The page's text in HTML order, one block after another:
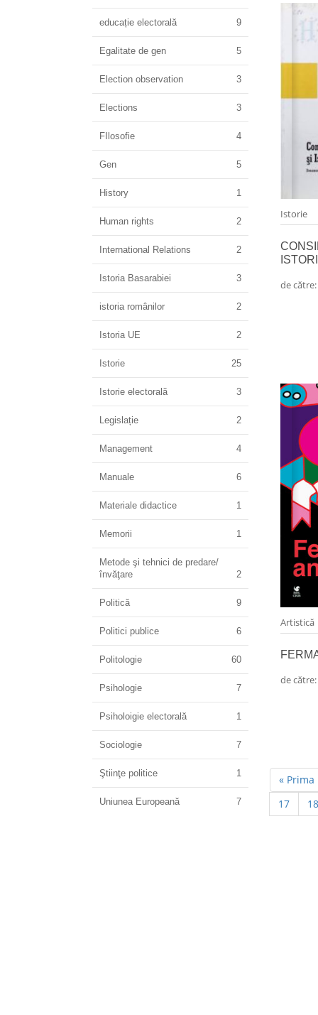
Istorie
de către:
Artistică
de către:
« Prima
17
18
educație electorală 9
Egalitate de gen 5
Election observation 3
Elections 3
FIlosofie 4
Gen 5
History 1
Human rights 2
International Relations 2
Istoria Basarabiei 3
istoria românilor 2
Istoria UE 2
Istorie 25
Istorie electorală 3
Legislație 2
Management 4
Manuale 6
Materiale didactice 1
Memorii 1
Metode şi tehnici de predare/
învăţare
2
Politică 9
Politici publice 6
Politologie 60
Psihologie 7
Psiholoigie electorală 1
Sociologie 7
Ştiinţe politice 1
Uniunea Europeană 7